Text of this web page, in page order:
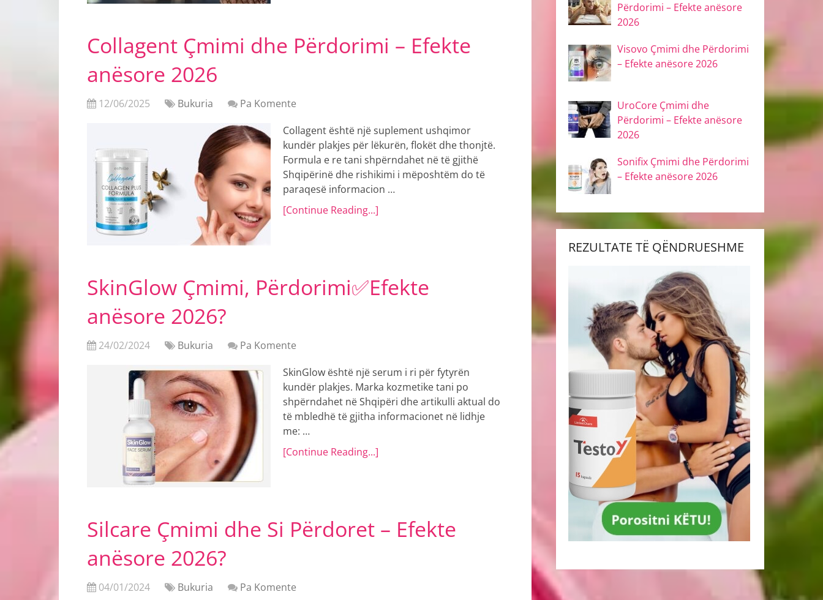
Collagent Çmimi dhe Përdorimi – Efekte
anësore 2026
12/06/2025 Bukuria
Pa Komente
Collagent është një suplement ushqimor
kundër plakjes për lëkurën, flokët dhe thonjtë.
Formula e re tani shpërndahet në të gjithë
Shqipërinë dhe rishikimi i mëposhtëm do të
paraqesë informacion …
[Continue Reading...]
SkinGlow Çmimi, Përdorimi✅Efekte
anësore 2026?
24/02/2024 Bukuria
Pa Komente
SkinGlow është një serum i ri për fytyrën
kundër plakjes. Marka kozmetike tani po
shpërndahet në Shqipëri dhe artikulli aktual do
të mbledhë të gjitha informacionet në lidhje
me: …
[Continue Reading...]
Silcare Çmimi dhe Si Përdoret – Efekte
anësore 2026?
04/01/2024 Bukuria
Pa Komente
Përdorimi – Efekte anësore
2026
Visovo Çmimi dhe Përdorimi
– Efekte anësore 2026
UroCore Çmimi dhe
Përdorimi – Efekte anësore
2026
Sonifix Çmimi dhe Përdorimi
– Efekte anësore 2026
REZULTATE TË QËNDRUESHME